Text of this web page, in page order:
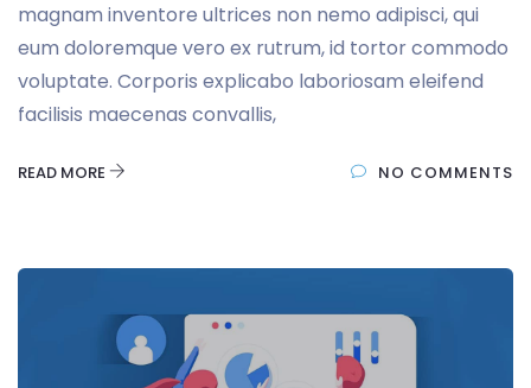
magnam inventore ultrices non nemo adipisci, qui
eum doloremque vero ex rutrum, id tortor commodo
voluptate. Corporis explicabo laboriosam eleifend
facilisis maecenas convallis,
READ MORE NO COMMENTS